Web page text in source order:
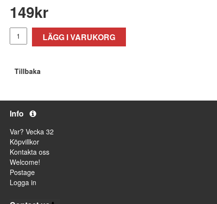
149kr
LÄGG I VARUKORG
Tillbaka
Info
Var? Vecka 32
Köpvillkor
Kontakta oss
Welcome!
Postage
Logga in